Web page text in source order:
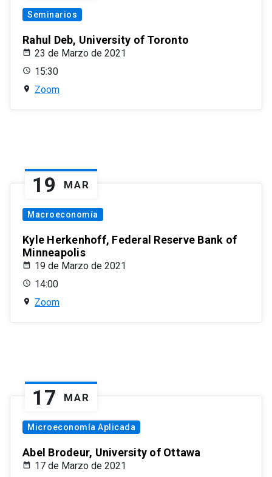
Seminarios
Rahul Deb, University of Toronto
23 de Marzo de 2021
15:30
Zoom
19 MAR
Macroeconomía
Kyle Herkenhoff, Federal Reserve Bank of
Minneapolis
19 de Marzo de 2021
14:00
Zoom
17 MAR
Microeconomía Aplicada
Abel Brodeur, University of Ottawa
17 de Marzo de 2021